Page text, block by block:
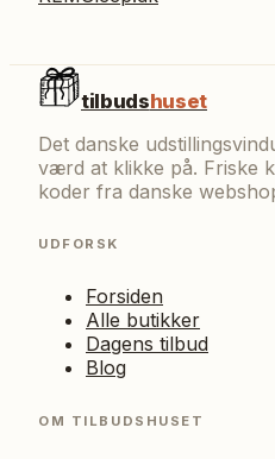
tilbudshuset
Det danske
værd at klikke på. Friske
koder fra danske
UDFORSK
Forsiden
Alle butikker
Dagens tilbud
Blog
OM TILBUDSHUSET